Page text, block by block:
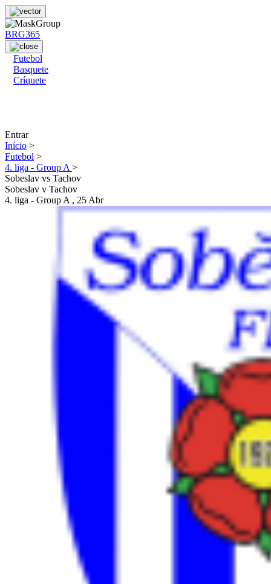
BRG365
Futebol
Basquete
Críquete
Entrar
Início >
Futebol >
4. liga - Group A >
Sobeslav vs Tachov
Sobeslav v Tachov
4. liga - Group A , 25 Abr